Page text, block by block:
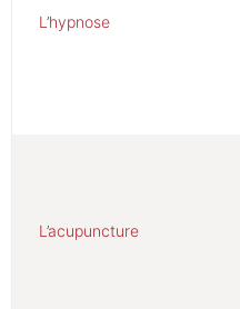
L’hypnose
L’acupuncture